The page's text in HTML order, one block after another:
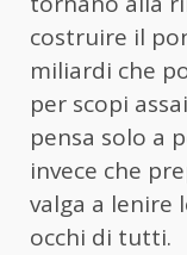
costruire il
miliardi che
per scopi
pensa solo a
invece che
valga a lenire
occhi di tutti.